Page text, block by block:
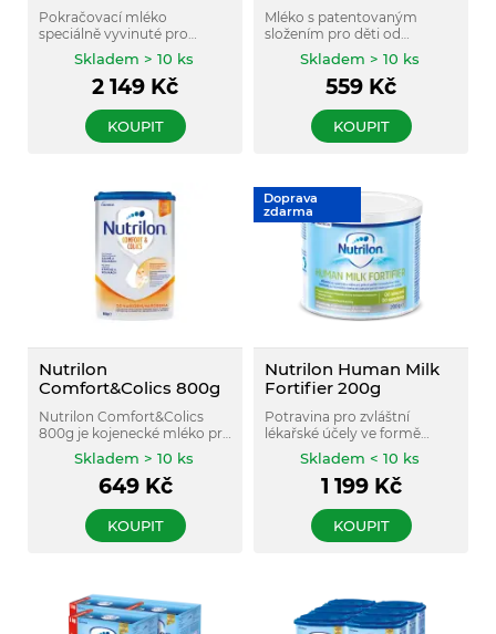
Pokračovací mléko
speciálně vyvinuté pro
miminka, která jsou
přikrmována nebo
nemohou být kojena vůbec.
děti od ukončeného 6.
měsíce.
Skladem > 10 ks
2 149 Kč
KOUPIT
Mléko s patentovaným
složením pro děti od
narození, na dietní režim při
alergii na bílkovinu
kravského mléka nebo
vstřebávání tuků.
Skladem > 10 ks
559 Kč
KOUPIT
Nutrilon
Comfort&Colics 800g
Nutrilon Comfort&Colics
800g je kojenecké mléko pro
řízenou dietní výživu při
zácpě a/nebo kolike.
Skladem > 10 ks
649Kč
KOUPIT
Doprava
zdarma
Nutrilon Human Milk
Fortifier 200g
Potravina pro zvláštní
lékařské účely ve formě
prášku určena pro řízenou
dietní výživu při výživě
nedonošených kojenců k
Skladem < 10 ks
1 199Kč
KOUPIT